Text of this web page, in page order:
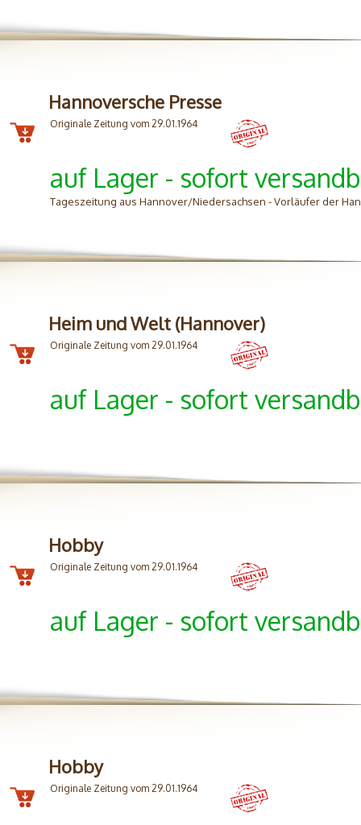
Hannoversche Presse
Originale Zeitung vom 29.01.1964
auf Lager - sofort
Tageszeitung aus Hannover/Niedersachsen - Vorläufer der
Heim und Welt (Hannover)
Originale Zeitung vom 29.01.1964
auf Lager - sofort
Hobby
Originale Zeitung vom 29.01.1964
auf Lager - sofort
Hobby
Originale Zeitung vom 29.01.1964